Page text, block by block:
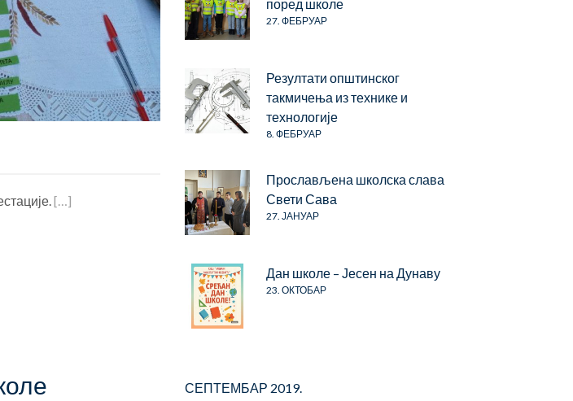
[…]
поред школе
27. ФЕБРУАР
Резултати општинског
такмичења из технике и
технологије
8. ФЕБРУАР
Прослављена школска слава
Свети Сава
27. ЈАНУАР
Дан школе – Јесен на Дунаву
23. ОКТОБАР
СЕПТЕМБАР 2019.